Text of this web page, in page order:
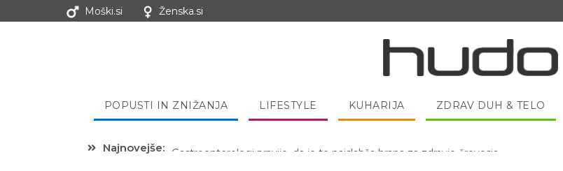
Moški.si Ženska.si
POPUSTI IN ZNIŽANJA LIFESTYLE KUHARIJA ZDRAV DUH & TELO
Najnovejše: Hibernacijska dieta: Zakaj je pred spanjem dobro pojesti žlico medu?